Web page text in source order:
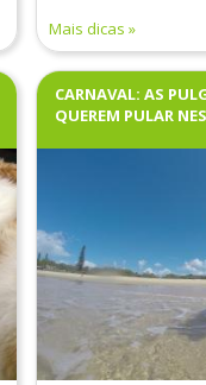
Mais dicas
CARNAVAL: AS
QUEREM PULAR